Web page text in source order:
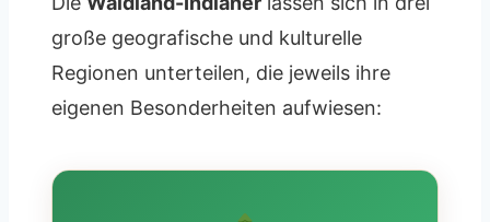
große geografische und kulturelle
Regionen unterteilen, die jeweils ihre
eigenen Besonderheiten aufwiesen: